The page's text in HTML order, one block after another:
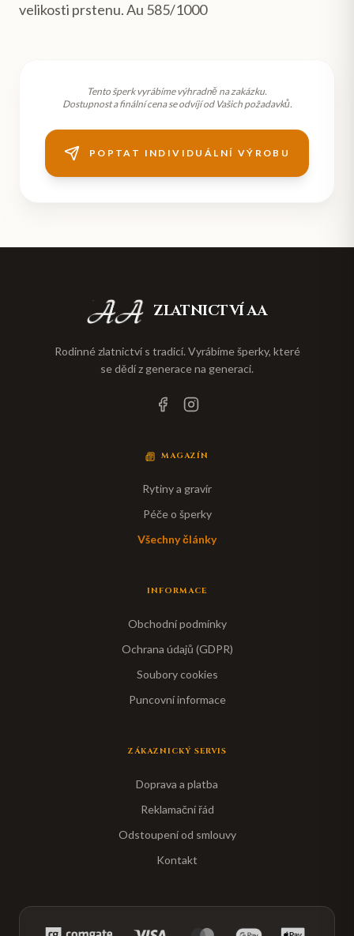
velikosti prstenu. Au 585/1000
Tento šperk vyrábíme výhradně na zakázku.
Dostupnost a finální cena se odvíjí od Vašich požadavků.
POPTAT INDIVIDUÁLNÍ VÝROBU
ZLATNICTVÍ AA
Rodinné zlatnictví s tradicí. Vyrábíme šperky, které
se dědí z generace na generaci.
MAGAZÍN
Rytiny a gravír
Péče o šperky
Všechny články
INFORMACE
Obchodní podmínky
Ochrana údajů (GDPR)
Soubory cookies
Puncovní informace
ZÁKAZNICKÝ SERVIS
Doprava a platba
Reklamační řád
Odstoupení od smlouvy
Kontakt